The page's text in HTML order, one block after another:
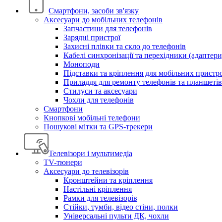
Смартфони, засоби зв'язку
Аксесуари до мобільних телефонів
Запчастини для телефонів
Зарядні пристрої
Захисні плівки та скло до телефонів
Кабелі синхронізації та перехідники
Моноподи
Підставки та кріплення для мобільних
Приладдя для ремонту телефонів та планшетів
Стилуси та аксесуари
Чохли для телефонів
Смартфони
Кнопкові мобільні телефони
Пошукові мітки та GPS-трекери
Телевізори і мультимедіа
TV-тюнери
Аксесуари до телевізорів
Кронштейни та кріплення
Настільні кріплення
Рамки для телевізорів
Стійки, тумби, відео стіни, полки
Універсальні пульти ДК, чохли